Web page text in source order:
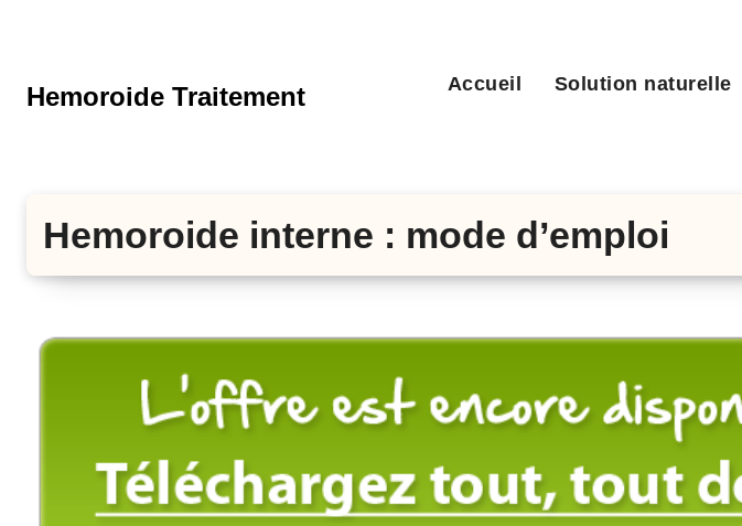
principal
Hemoroide Traitement Accueil Solution naturelle
Hemoroide interne : mode d’emploi